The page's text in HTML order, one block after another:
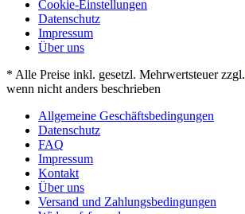
Cookie-Einstellungen
Datenschutz
Impressum
Über uns
* Alle Preise inkl. gesetzl. Mehrwertsteuer zzgl.
wenn nicht anders beschrieben
Allgemeine Geschäftsbedingungen
Datenschutz
FAQ
Impressum
Kontakt
Über uns
Versand und Zahlungsbedingungen